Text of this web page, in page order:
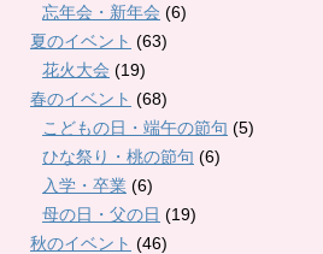
忘年会・新年会 (6)
夏のイベント (63)
花火大会 (19)
春のイベント (68)
こどもの日・端午の節句 (5)
ひな祭り・桃の節句 (6)
入学・卒業 (6)
母の日・父の日 (19)
秋のイベント (46)